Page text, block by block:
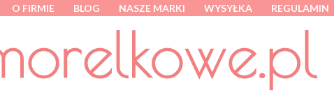
O FIRMIE BLOG NASZE MARKI WYSYŁKA REGULAMIN